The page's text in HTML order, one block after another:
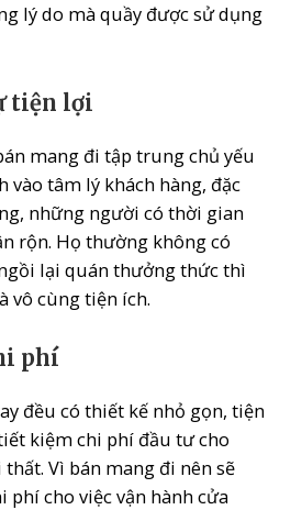
lý do mà quầy được sử dụng
tiện lợi
mang đi tập trung chủ yếu
vào tâm lý khách hàng, đặc
những người có thời gian
rộn. Họ thường không có
lại quán thưởng thức thì
vô cùng tiện ích.
phí
đều có thiết kế nhỏ gọn, tiện
kiệm chi phí đầu tư cho
Vì bán mang đi nên sẽ
phí cho việc vận hành cửa